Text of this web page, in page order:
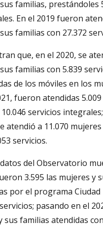
familias, prestándoles
En el 2019 fueron
familias con 27.372
que, en el 2020, se
familias con 5.839
de los móviles en los
fueron atendidas
servicios
atendió a 11.070 mujeres
servicios.
del Observatorio
3.595 las mujeres y
por el programa
pasando en el
sus familias atendidas con